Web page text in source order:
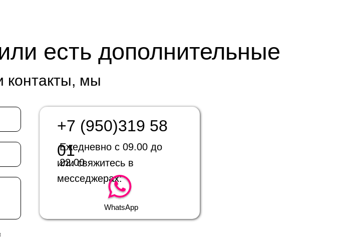
есть дополнительные
контакты, мы
Ежедневно с 09.00 до
22.00
или свяжитесь в
месседжерах:
+7 (950)319 58
01
WhatsApp